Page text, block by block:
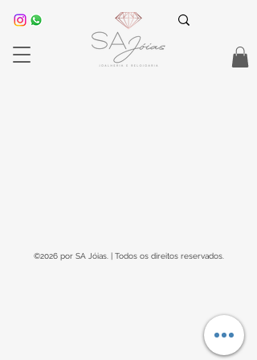
©2026 por SA Jóias. | Todos os direitos reservados.